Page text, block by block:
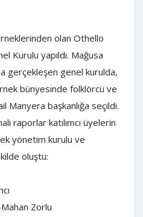
olan Othello
Kurulu yapıldı. Mağusa
gerçekleşen genel kurulda,
bünyesinde folklörcü ve
Manyera başkanlığa seçildi.
raporlar katılımcı üyelerin
yönetim kurulu ve
oluştu:
Zorlu